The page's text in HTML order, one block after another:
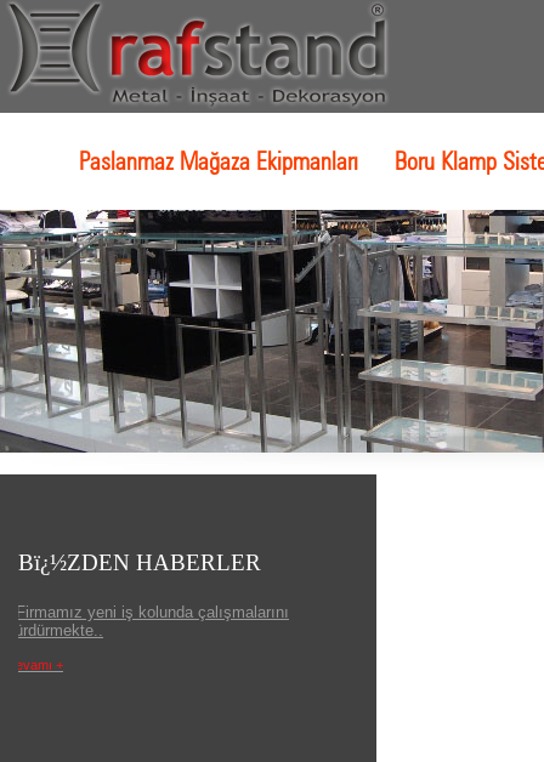
Paslanmaz Mağaza Ekipmanları Boru Klamp
Bï¿½ZDEN HABERLER